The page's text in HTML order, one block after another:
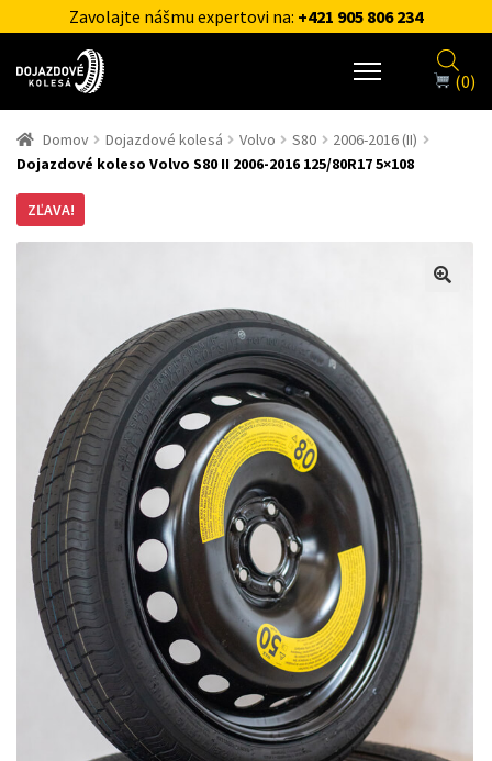
Zavolajte nášmu expertovi na: +421 905 806 234
(0)
Domov Dojazdové kolesá Volvo S80
2006-2016 (II)
Dojazdové koleso Volvo S80 II 2006-2016 125/80R17 5×108
ZĽAVA!